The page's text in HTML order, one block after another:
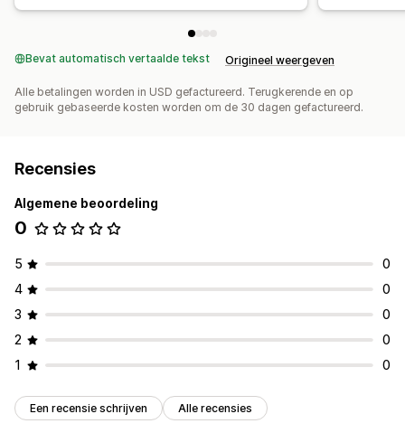
Bevat automatisch vertaalde tekst Origineel weergeven
Alle betalingen worden in USD gefactureerd. Terugkerende en op
gebruik gebaseerde kosten worden om de 30 dagen gefactureerd.
Recensies
Algemene beoordeling
0
5
0
4
0
3
0
2
0
1
0
Een recensie schrijven Alle recensies